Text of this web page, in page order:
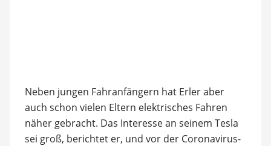
Neben jungen Fahranfängern hat Erler aber
auch schon vielen Eltern elektrisches Fahren
näher gebracht. Das Interesse an seinem Tesla
sei groß, berichtet er, und vor der Coronavirus-